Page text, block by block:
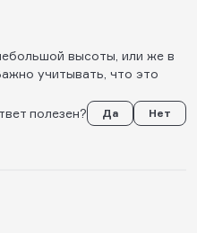
высоты, или же в
учитывать, что это
полезен?
Да Нет